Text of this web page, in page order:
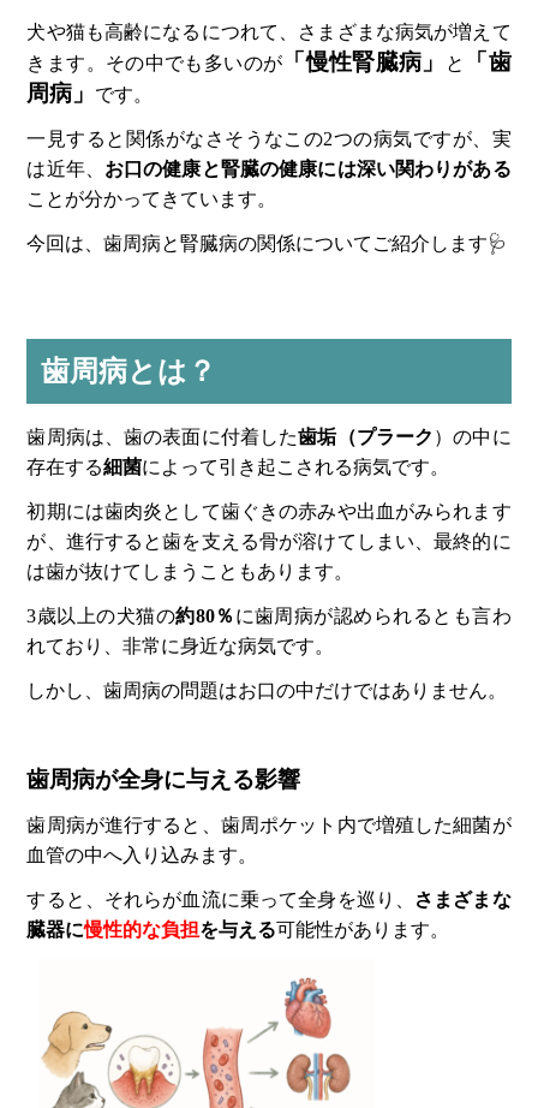
犬や猫も高齢になるにつれて、さまざまな病気が増えて
きます。その中でも多いのが
「慢性腎臓病」 と
「歯
周病」
です。
一見すると関係がなさそうなこの2つの病気ですが、実
は近年、 お口の健康と腎臓の健康には深い関わりがある
ことが分かってきています。
今回は、歯周病と腎臓病の関係についてご紹介します🩺
歯周病とは？
歯周病は、歯の表面に付着した歯垢（プラーク ）の中に
存在する細菌によって引き起こされる病気です。
初期には歯肉炎として歯ぐきの赤みや出血がみられます
が、進行すると歯を支える骨が溶けてしまい、最終的に
は歯が抜けてしまうこともあります。
3歳以上の犬猫の約80％ に歯周病が認められるとも言わ
れており、非常に身近な病気です。
しかし、歯周病の問題はお口の中だけではありません。
歯周病が全身に与える影響
歯周病が進行すると、歯周ポケット内で増殖した細菌が
血管の中へ入り込みます。
すると、それらが血流に乗って全身を巡り、
さまざまな
臓器に慢性的な負担を与える可能性があります。